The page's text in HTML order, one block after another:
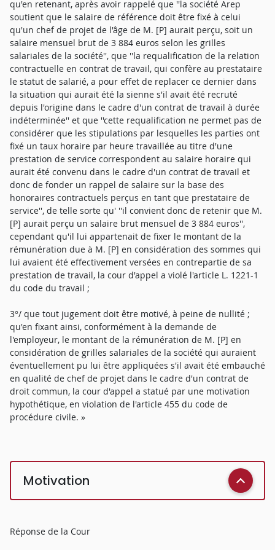
qu'en retenant, après avoir rappelé que ''la société Arep
soutient que le salaire de référence doit être fixé à celui
qu'un chef de projet de l'âge de M. [P] aurait perçu, soit un
salaire mensuel brut de 3 884 euros selon les grilles
salariales de la société'', que ''la requalification de la relation
contractuelle en contrat de travail, qui confère au prestataire
le statut de salarié, a pour effet de replacer ce dernier dans
la situation qui aurait été la sienne s'il avait été recruté
depuis l'origine dans le cadre d'un contrat de travail à durée
indéterminée'' et que ''cette requalification ne permet pas de
considérer que les stipulations par lesquelles les parties ont
fixé un taux horaire par heure travaillée au titre d'une
prestation de service correspondent au salaire horaire qui
aurait été convenu dans le cadre d'un contrat de travail et
donc de fonder un rappel de salaire sur la base des
honoraires contractuels perçus en tant que prestataire de
service'', de telle sorte qu' ''il convient donc de retenir que M.
[P] aurait perçu un salaire brut mensuel de 3 884 euros'',
cependant qu'il lui appartenait de fixer le montant de la
rémunération due à M. [P] en considération des sommes qui
lui avaient été effectivement versées en contrepartie de sa
prestation de travail, la cour d'appel a violé l'article L. 1221-1
du code du travail ;
3°/ que tout jugement doit être motivé, à peine de nullité ;
qu'en fixant ainsi, conformément à la demande de
l'employeur, le montant de la rémunération de M. [P] en
considération de grilles salariales de la société qui auraient
éventuellement pu lui être appliquées s'il avait été embauché
en qualité de chef de projet dans le cadre d'un contrat de
droit commun, la cour d'appel a statué par une motivation
hypothétique, en violation de l'article 455 du code de
procédure civile. »
Motivation
Réponse de la Cour